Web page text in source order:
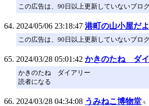
この広告は、90日以上更新していないブロ
2024/05/06 23:18:47 港町の山小屋だ
この広告は、90日以上更新していないブロ
2024/03/28 05:01:42 かきのたね ダ
かきのたね ダイアリー
読者になる
2024/03/28 04:34:08 うみねこ博物堂